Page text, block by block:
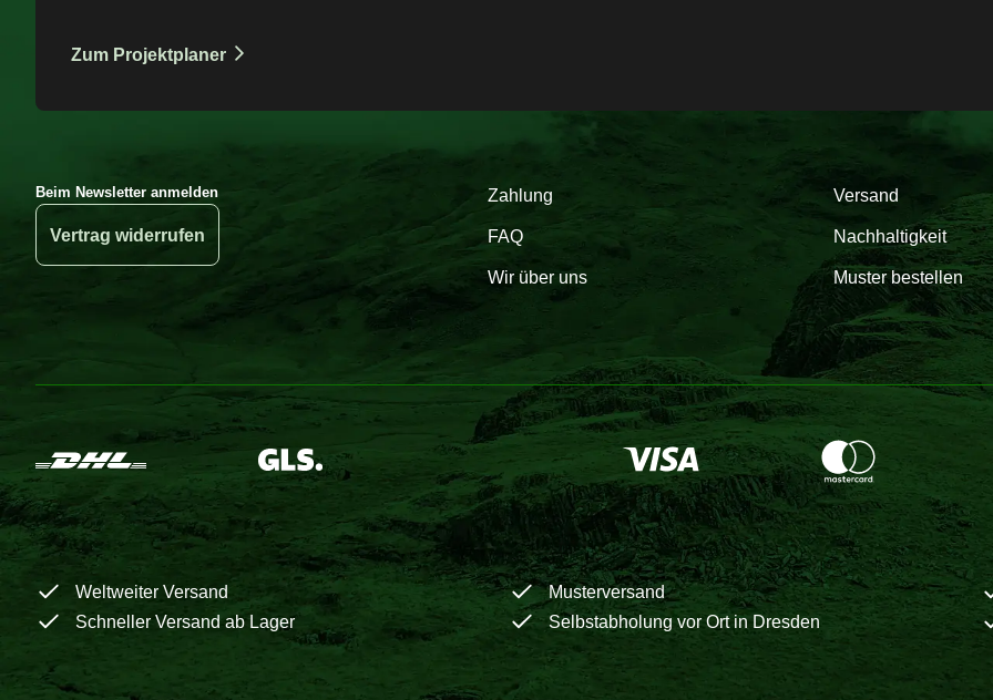
Zum Projektplaner
Beim Newsletter anmelden
Vertrag widerrufen
Zahlung Versand
FAQ Nachhaltigkeit
Wir über uns Muster bestellen
Weltweiter Versand Musterversand
Schneller Versand ab Lager
Selbstabholung vor Ort in Dresden